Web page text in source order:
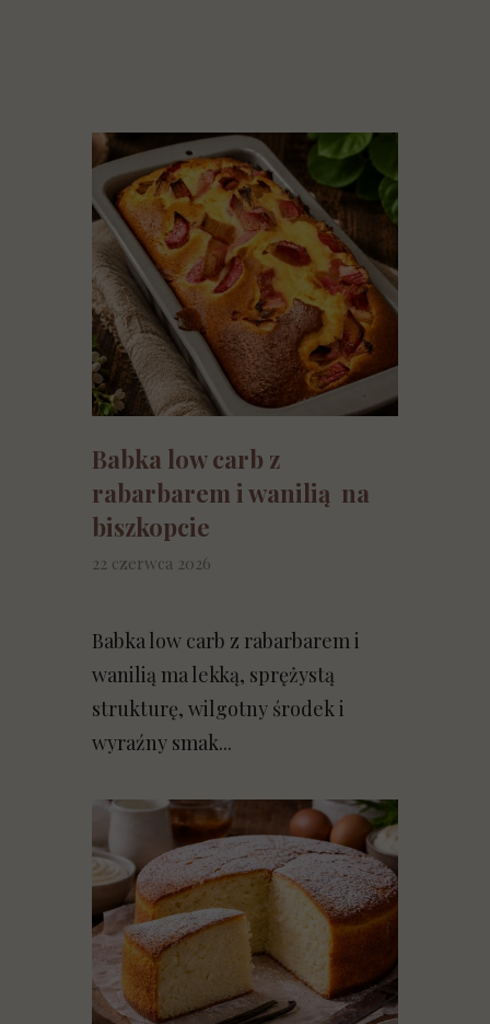
Babka low carb z
rabarbarem i wanilią na
biszkopcie
22 czerwca 2026
Babka low carb z rabarbarem i
wanilią ma lekką, sprężystą
strukturę, wilgotny środek i
wyraźny smak...